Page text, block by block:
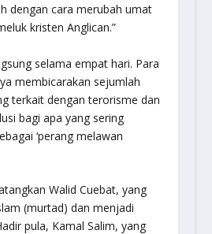
dengan cara merubah umat
kristen Anglican.”
selama empat hari. Para
membicarakan sejumlah
terkait dengan terorisme dan
bagi apa yang sering
‘perang melawan
Walid Cuebat, yang
(murtad) dan menjadi
pula, Kamal Salim, yang